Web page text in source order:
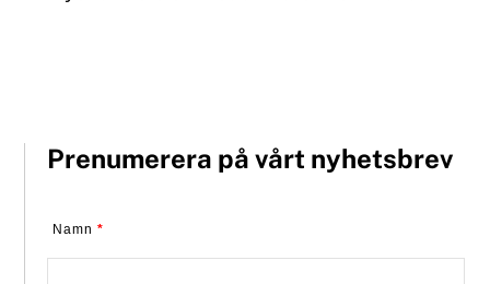
Prenumerera på vårt nyhetsbrev